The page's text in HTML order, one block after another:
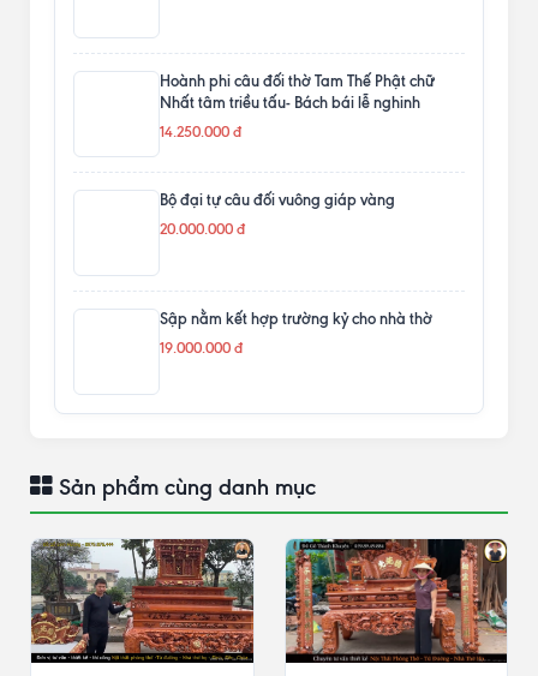
Hoành phi câu đối thờ Tam Thế Phật chữ
Nhất tâm triều tấu- Bách bái lễ nghinh
14.250.000 đ
Bộ đại tự câu đối vuông giáp vàng
20.000.000 đ
Sập nằm kết hợp trường kỷ cho nhà thờ
19.000.000 đ
Sản phẩm cùng danh mục